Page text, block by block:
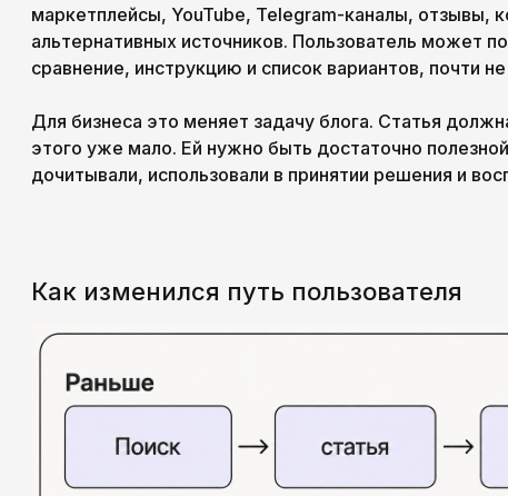
маркетплейсы, YouTube, Telegram-каналы, отзывы,
альтернативных источников. Пользователь может
сравнение, инструкцию и список вариантов, почти
Для бизнеса это меняет задачу блога. Статья
этого уже мало. Ей нужно быть достаточно
дочитывали, использовали в принятии решения и
Как изменился путь пользователя